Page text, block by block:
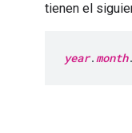
tienen el
year.month.